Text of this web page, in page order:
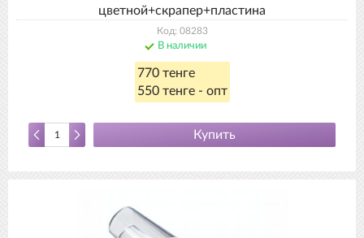
цветной+скрапер+пластина
Код: 08283
В наличии
770 тенге
550 тенге - опт
Купить